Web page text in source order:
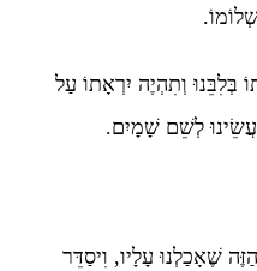
בְּלִבֵּנוּ וְתִהְיֶה יִרְאָתוֹ עַל
לְשֵׁם שָׁמָיִם.
שֶׁאָכַלְנוּ עָלָיו, וִיסַדֵּר